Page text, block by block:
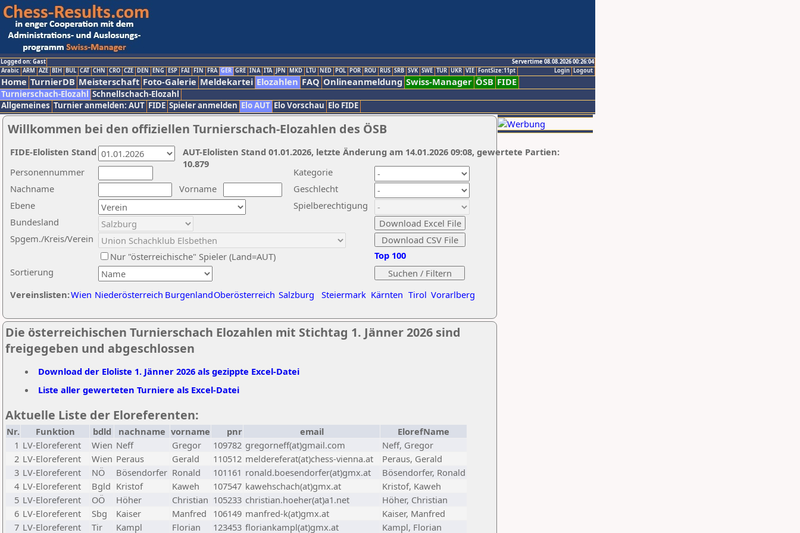
Logged on: Gast
Servertime 08.08.2026 00:26:04
Logout
Login
Arabic ARM AZE BIH BUL CAT CHN CRO CZE DEN ENG ESP FAI FIN FRA GER GRE INA ITA JPN MKD LTU NED POL POR ROU RUS SRB SVK SWE TUR UKR VIE FontSize:11pt
Home TurnierDB Meisterschaft Foto-Galerie Meldekartei Elozahlen FAQ Onlineanmeldung Swiss-Manager ÖSB FIDE
Turnierschach-Elozahl Schnellschach-Elozahl
Allgemeines Turnier anmelden: AUT FIDE Spieler anmelden Elo AUT Elo Vorschau Elo FIDE
Willkommen bei den offiziellen Turnierschach-Elozahlen des ÖSB
Nachname
Vorname
Ebene
Kategorie
Sortierung
Personennummer
Bundesland
Spgem./Kreis/Verein
Geschlecht
Nur "österreichische" Spieler (Land=AUT)
Spielberechtigung
Vereinslisten:Wien Niederösterreich BurgenlandOberösterreich Salzburg Steiermark Kärnten Tirol Vorarlberg
Top 100
AUT-Elolisten Stand 01.01.2026, letzte Änderung am 14.01.2026 09:08, gewertete Partien:
10.879
FIDE-Elolisten Stand
Die österreichischen Turnierschach Elozahlen mit Stichtag 1. Jänner 2026 sind
freigegeben und abgeschlossen
Download der Eloliste 1. Jänner 2026 als gezippte Excel-Datei
Liste aller gewerteten Turniere als Excel-Datei
Aktuelle Liste der Eloreferenten:
Nr. Funktion bdld nachname vorname pnr email
ElorefName
1 LV-Eloreferent Wien Neff Gregor 109782 gregorneff(at)gmail.com
Neff, Gregor
2 LV-Eloreferent Wien Peraus Gerald 110512 meldereferat(at)chess-vienna.at
Peraus, Gerald
3 LV-Eloreferent NÖ Bösendorfer Ronald 101161 ronald.boesendorfer(at)gmx.at
Bösendorfer, Ronald
4 LV-Eloreferent Bgld Kristof Kaweh 107547 kawehschach(at)gmx.at
Kristof, Kaweh
5 LV-Eloreferent OÖ Höher Christian 105233 christian.hoeher(at)a1.net
Höher, Christian
6 LV-Eloreferent Sbg Kaiser Manfred 106149 manfred-k(at)gmx.at
Kaiser, Manfred
7 LV-Eloreferent Tir Kampl Florian 123453 floriankampl(at)gmx.at Kampl, Florian